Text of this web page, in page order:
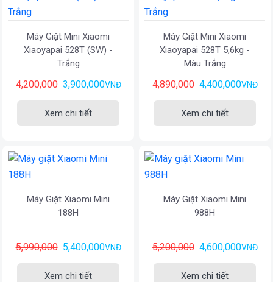
Máy Giặt Mini Xiaomi
Xiaoyapai 528T (SW) -
Trắng
4,200,000 3,900,000VNĐ
Xem chi tiết
Máy Giặt Mini Xiaomi
Xiaoyapai 528T 5,6kg -
Màu Trắng
4,890,000 4,400,000VNĐ
Xem chi tiết
Máy Giặt Xiaomi Mini
188H
5,990,000 5,400,000VNĐ
Xem chi tiết
Máy Giặt Xiaomi Mini
988H
5,200,000 4,600,000VNĐ
Xem chi tiết